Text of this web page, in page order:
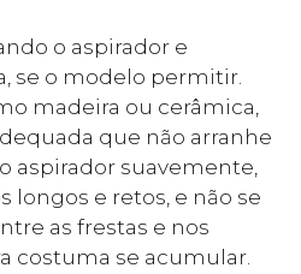
o aspirador e
se o modelo permitir.
madeira ou cerâmica,
que não arranhe
aspirador suavemente,
e retos, e não se
as frestas e nos
costuma se acumular.